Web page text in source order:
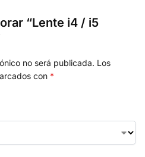
“Lente i4 / i5
no será publicada. Los
con *